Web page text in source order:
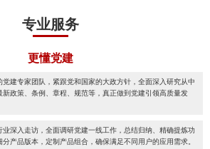
专业服务
更懂党建
党建专家团队，紧跟党和国家的大政方针，全面深入研究从中
新政策、条例、章程、规范等，真正做到党建引领高质量发
业深入走访，全面调研党建一线工作，总结归纳、精确提炼功
分产品版本，定制产品组合，确保满足不同用户的应用需求。